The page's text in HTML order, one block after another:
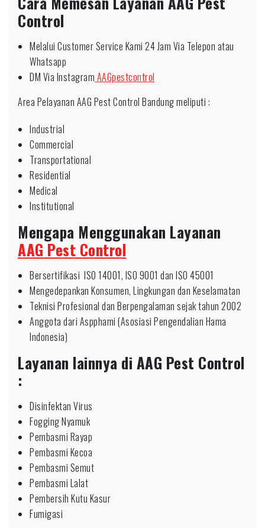
Control
Melalui Customer Service Kami 24 Jam Via Telepon atau
Whatsapp
DM Via Instagram AAGpestcontrol
Area Pelayanan AAG Pest Control Bandung meliputi :
Industrial
Commercial
Transportational
Residential
Medical
Institutional
Mengapa Menggunakan Layanan
AAG Pest Control
Bersertifikasi ISO 14001, ISO 9001 dan ISO 45001
Mengedepankan Konsumen, Lingkungan dan Keselamatan
Teknisi Profesional dan Berpengalaman sejak tahun 2002
Anggota dari Aspphami (Asosiasi Pengendalian Hama
Indonesia)
Layanan lainnya di AAG Pest Control
:
Disinfektan Virus
Fogging Nyamuk
Pembasmi Rayap
Pembasmi Kecoa
Pembasmi Semut
Pembasmi Lalat
Pembersih Kutu Kasur
Fumigasi